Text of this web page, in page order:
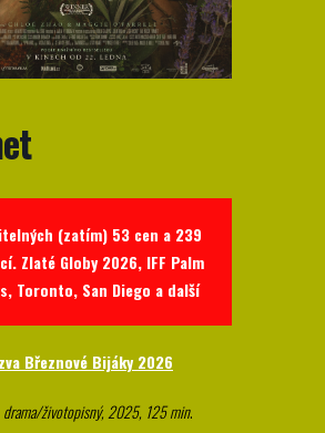
(zatím) 53 cen a 239
Zlaté Globy 2026, IFF Palm
Toronto, San Diego a další
Březnové Bijáky 2026
drama/životopisný, 2025, 125 min.